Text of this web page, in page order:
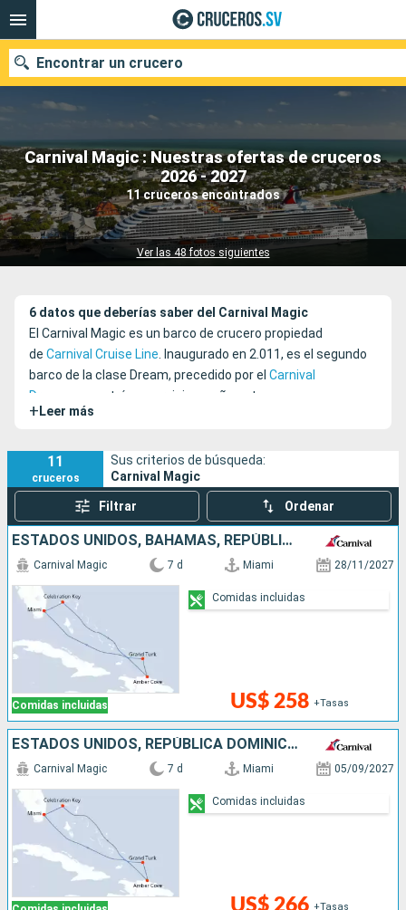
Carnival Magic : Nuestras ofertas de cruceros
2026 - 2027
11 cruceros encontrados
Ver las 48 fotos siguientes
Encontrar un crucero
Nuestros destinos
Fecha de salida
Puertos Compañías
6 datos que deberías saber del Carnival Magic
El Carnival Magic es un barco de crucero propiedad
de Carnival Cruise Line. Inaugurado en 2.011, es el segundo
barco de la clase Dream, precedido por el Carnival
Dream
que entró en servicio un año antes.
+ Leer más
11
cruceros
Sus criterios de búsqueda:
Carnival Magic
Filtrar Ordenar
ESTADOS UNIDOS, BAHAMAS, REPÚBLICA DOMINICANA
Comidas incluidas
Carnival Magic 7 d Miami 28/11/2027
US$ 258 +Tasas
Comidas incluidas
ESTADOS UNIDOS, REPÚBLICA DOMINICANA, BAHAMAS
Carnival Magic 7 d Miami 05/09/2027
US$ 266 +Tasas
Comidas incluidas